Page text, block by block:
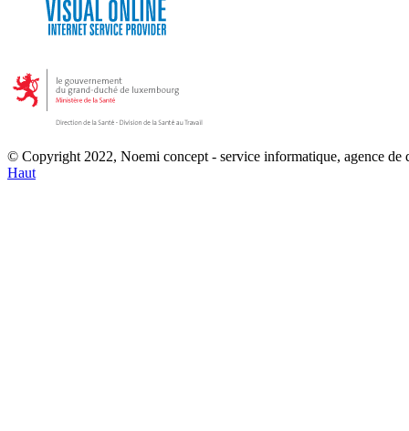
© Copyright 2022, Noemi concept - service informatique, agence
Haut